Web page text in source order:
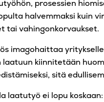
prosessien
halvemmaksi kuin
tai vahingonkorvaukset.
imagohaittaa
laatuun kiinnitetään
sitä
laatutyö ei lopu